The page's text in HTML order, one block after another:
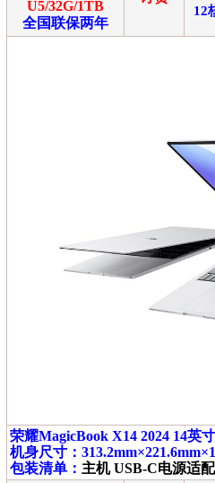
U5/32G/1TB
全国联保两年
12
荣耀MagicBook X14 2024 14英
机身尺寸：
包装清单： 主机 USB-C电源适